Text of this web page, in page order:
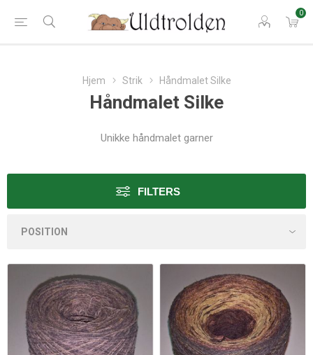
0
Hjem Strik Håndmalet Silke
Håndmalet Silke
Unikke håndmalet garner
FILTERS